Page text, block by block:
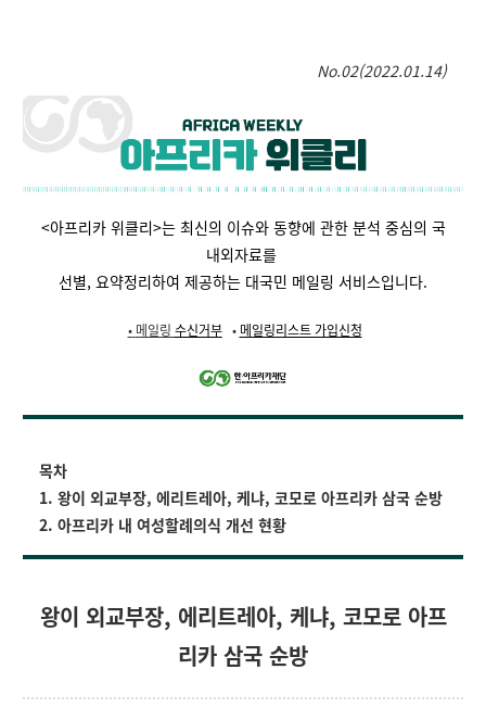
No.02(2022.01.14)
<아프리카 위클리>는 최신의 이슈와 동향에 관한 분석 중심의 국
내외자료를
선별, 요약정리하여 제공하는 대국민 메일링 서비스입니다.
• 메일링 수신거부 • 메일링리스트 가입신청
목차
1. 왕이 외교부장, 에리트레아, 케냐, 코모로 아프리카 삼국 순방
2. 아프리카 내 여성할례의식 개선 현황
왕이 외교부장, 에리트레아, 케냐, 코모로 아프
리카 삼국 순방